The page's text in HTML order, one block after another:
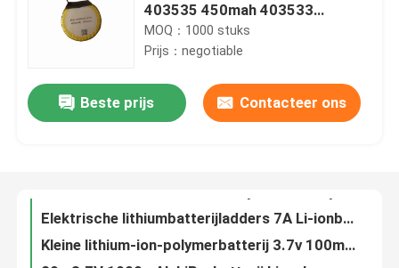
Producten
Video's
Fabriekstocht
403535 450mah 403533
380mAh Oplaadbare lithium-
polymerbatterijen
MOQ：1000 stuks
Prijs：negotiable
Beste prijs Contacteer ons
3.7V 2000mAh Lithium Ion Polymer Battery 0,5C Laadstroom